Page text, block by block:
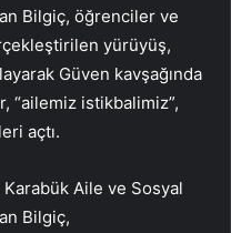
Bilgiç, öğrenciler ve
yürüyüş,
Güven kavşağında
“ailemiz istikbalimiz”,
açtı.
Aile ve Sosyal
Bilgiç,